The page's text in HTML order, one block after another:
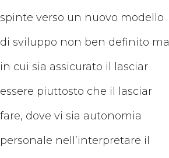
spinte verso un nuovo modello
di sviluppo non ben definito ma
in cui sia assicurato il lasciar
essere piuttosto che il lasciar
fare, dove vi sia autonomia
personale nell’interpretare il